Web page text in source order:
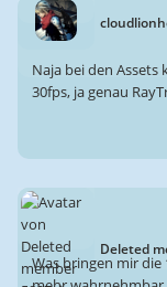
Naja bei den
30fps, ja genau
Deleted
Was bringen mir die